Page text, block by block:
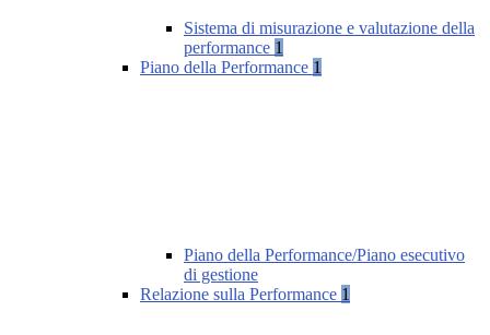
Sistema di misurazione e valutazione della
performance 1
Piano della Performance 1
Piano della Performance/Piano esecutivo
di gestione
Relazione sulla Performance 1